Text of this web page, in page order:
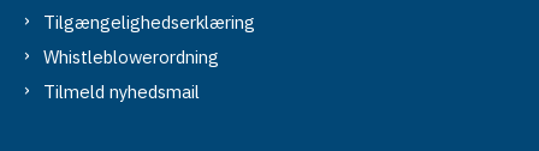
Tilgængelighedserklæring
Whistleblowerordning
Tilmeld nyhedsmail